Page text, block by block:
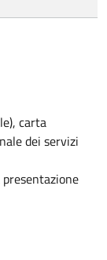
carta
dei servizi